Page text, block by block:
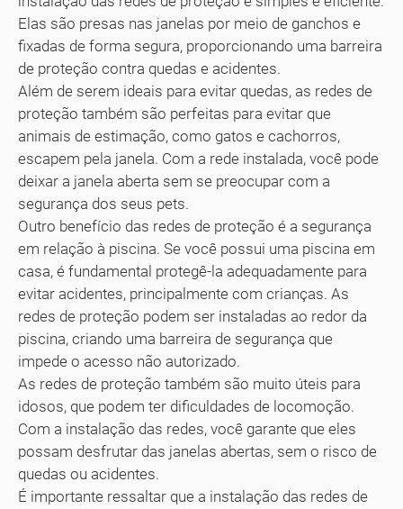
Elas são presas nas janelas por meio de ganchos e
fixadas de forma segura, proporcionando uma barreira
de proteção contra quedas e acidentes.
Além de serem ideais para evitar quedas, as redes de
proteção também são perfeitas para evitar que
animais de estimação, como gatos e cachorros,
escapem pela janela. Com a rede instalada, você pode
deixar a janela aberta sem se preocupar com a
segurança dos seus pets.
Outro benefício das redes de proteção é a segurança
em relação à piscina. Se você possui uma piscina em
casa, é fundamental protegê-la adequadamente para
evitar acidentes, principalmente com crianças. As
redes de proteção podem ser instaladas ao redor da
piscina, criando uma barreira de segurança que
impede o acesso não autorizado.
As redes de proteção também são muito úteis para
idosos, que podem ter dificuldades de locomoção.
Com a instalação das redes, você garante que eles
possam desfrutar das janelas abertas, sem o risco de
quedas ou acidentes.
É importante ressaltar que a instalação das redes de